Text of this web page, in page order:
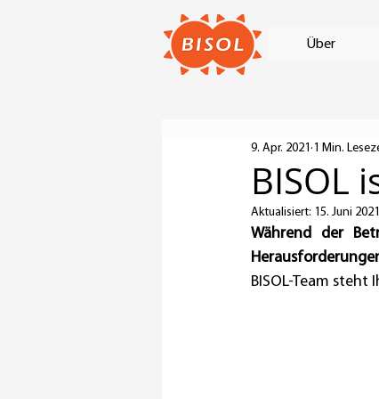
Über
BISOL
9. Apr. 2021 1 Min.
Aktualisiert: 15. Juni 2021
Während der
BISOL-Team